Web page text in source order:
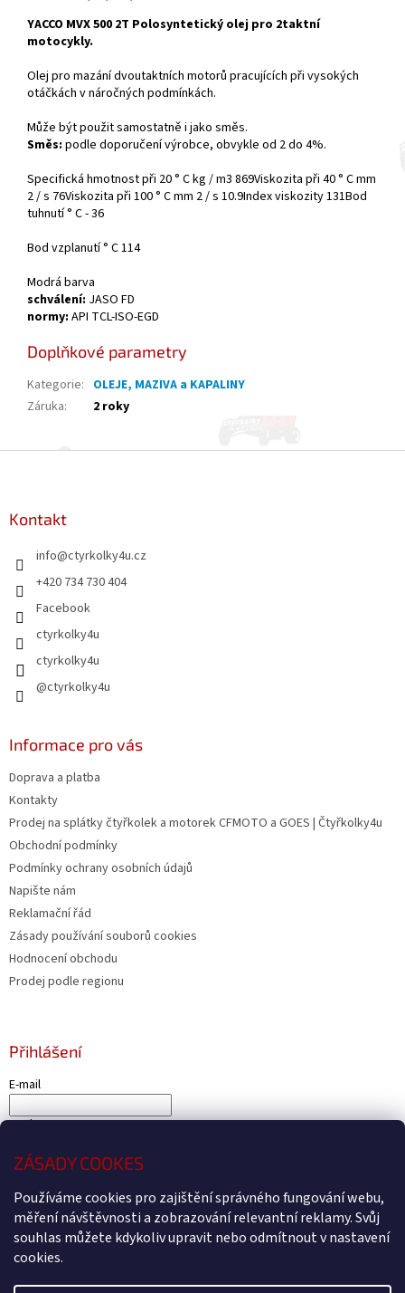
ZÁSADY COOKES
Používáme cookies pro zajištění správného fungování webu,
měření návštěvnosti a zobrazování relevantní reklamy. Svůj
souhlas můžete kdykoliv upravit nebo odmítnout v nastavení
cookies.
YACCO MVX 500 2T Polosyntetický olej pro 2taktní
motocykly.
Olej pro mazání dvoutaktních motorů pracujících při vysokých
otáčkách v náročných podmínkách.
Může být použit samostatně i jako směs.
Směs: podle doporučení výrobce, obvykle od 2 do 4%.
Specifická hmotnost při 20 ° C kg / m3 869Viskozita při 40 ° C mm
2 / s 76Viskozita při 100 ° C mm 2 / s 10.9Index viskozity 131Bod
tuhnutí ° C - 36
Bod vzplanutí ° C 114
Modrá barva
schválení: JASO FD
normy: API TCL-ISO-EGD
Doplňkové parametry
Kategorie: OLEJE, MAZIVA a KAPALINY
Záruka: 2 roky
Kontakt
info@ctyrkolky4u.cz
+420 734 730 404
Facebook
ctyrkolky4u
ctyrkolky4u
@ctyrkolky4u
Informace pro vás
Doprava a platba
Kontakty
Prodej na splátky čtyřkolek a motorek CFMOTO a GOES | Čtyřkolky4u
Obchodní podmínky
Podmínky ochrany osobních údajů
Napište nám
Reklamační řád
Zásady používání souborů cookies
Hodnocení obchodu
Prodej podle regionu
Přihlášení
E-mail
Heslo
PŘIHLÁSIT SE
Nová registraceZapomenuté heslo